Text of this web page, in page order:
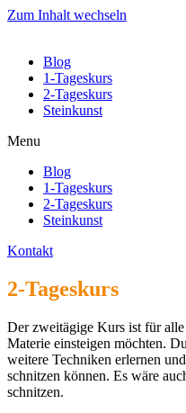
Zum Inhalt wechseln
Blog
1-Tageskurs
2-Tageskurs
Steinkunst
Menu
Blog
1-Tageskurs
2-Tageskurs
Steinkunst
Kontakt
2-Tageskurs
Der zweitägige Kurs ist für
Materie einsteigen möchten.
weitere Techniken erlernen
schnitzen können. Es wäre
schnitzen.